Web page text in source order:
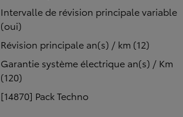
Intervalle de révision principale variable
(oui)
Révision principale an(s) / km (12)
Garantie système électrique an(s) / Km
(120)
[14870] Pack Techno